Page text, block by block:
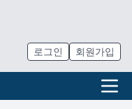
로그인 회원가입